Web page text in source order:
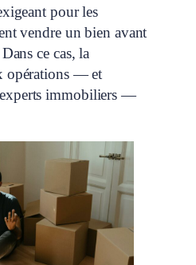
pour les
vendre un bien avant
ce cas, la
opérations — et
immobiliers —